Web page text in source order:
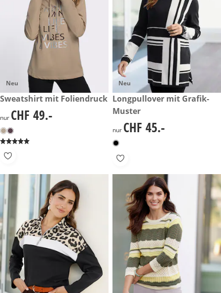
Neu
CHF 49.-
Sweatshirt mit Foliendruck
CHF 49.-
nur CHF 49.-
Neu
CHF 45.-
Longpullover mit Grafik-
Muster
CHF 45.-
nur CHF 45.-